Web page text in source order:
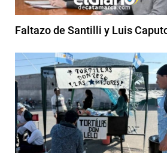
Faltazo de Santilli y Luis